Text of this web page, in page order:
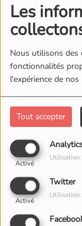
Les
Nous utilisons des
fonctionnalités
l'expérience de
Tout accepter
Activé
Twitter
Activé